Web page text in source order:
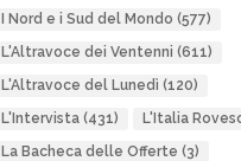
I Nord e i Sud del Mondo (577)
L'Altravoce dei Ventenni (611)
L'Altravoce del Lunedì (120)
L'Intervista(431) L'Italia
La Bacheca delle Offerte (3)